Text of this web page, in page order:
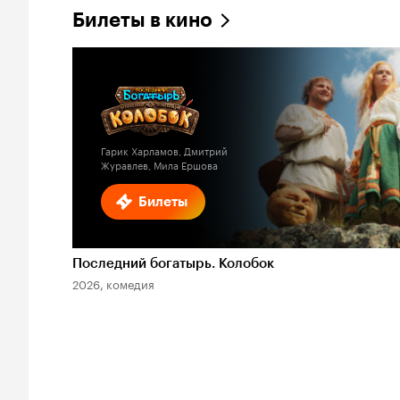
Билеты в кино
Билеты
Гарик Харламов, Дмитрий
Журавлев, Мила Ершова
Последний богатырь. Колобок
2026, комедия